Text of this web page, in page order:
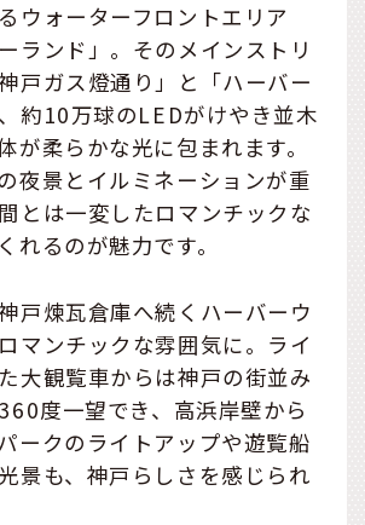
ウォーターフロントエリア
ランド」。そのメインストリ
戸ガス燈通り」と「ハーバー
約10万球のLEDがけやき並木
が柔らかな光に包まれます。
夜景とイルミネーションが重
とは一変したロマンチックな
れるのが魅力です。
戸煉瓦倉庫へ続くハーバーウ
マンチックな雰囲気に。ライ
大観覧車からは神戸の街並み
度一望でき、高浜岸壁から
ークのライトアップや遊覧船
景も、神戸らしさを感じられ